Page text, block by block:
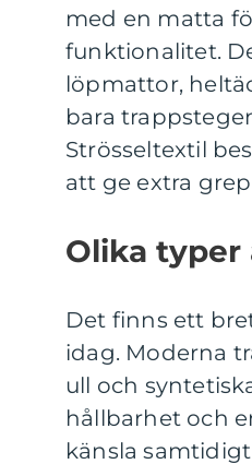
med en matta
funktionalitet.
löpmattor,
bara
Strösseltextil
att ge extra
Olika
Det finns ett
idag. Moderna
ull och
hållbarhet och
känsla